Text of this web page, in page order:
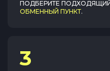
ПОДБЕРИТЕ
ОБМЕННЫЙ ПУНКТ.
3